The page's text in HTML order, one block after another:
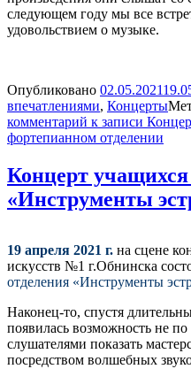
следующем году мы все
удовольствием о музыке.
Опубликовано 02.05.2021
впечатлениями, Концерты
комментарий к записи
фортепианном отделении
Концерт учащихся
«Инструменты
19 апреля 2021 г. на сцене
искусств №1 г.Обнинска
отделения «Инструменты
Наконец-то, спустя
появилась возможность не
слушателями показать
посредством волшебных